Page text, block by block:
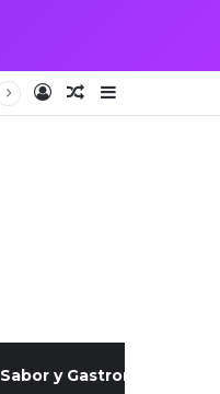
AccesoPublicación al
Barra lateral
Sabor y Gastronomía